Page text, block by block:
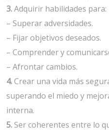
3.Adquirir habilidades para:
– Superar adversidades.
– Fijar objetivos deseados.
– Comprender y
– Afrontar cambios.
4.Crear una vida más
superando el miedo y
interna.
5. Ser coherentes entre lo